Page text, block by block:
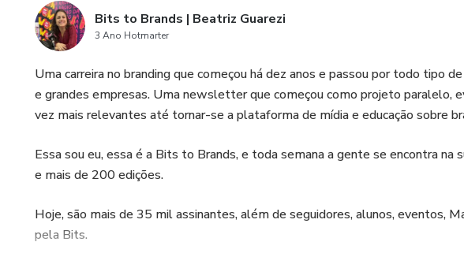
Bits to Brands | Beatriz Guarezi
3 Ano Hotmarter
Uma carreira no branding que começou há dez anos e passou por todo tipo
e grandes empresas. Uma newsletter que começou como projeto paralelo,
vez mais relevantes até tornar-se a plataforma de mídia e educação sobre
Essa sou eu, essa é a Bits to Brands, e toda semana a gente se encontra na
e mais de 200 edições.
Hoje, são mais de 35 mil assinantes, além de seguidores, alunos, eventos,
pela Bits.